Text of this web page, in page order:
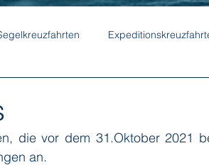
Paul Gauguin Cruises
die vor dem 31.Oktober 2021
an.